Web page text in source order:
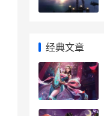
经典文章